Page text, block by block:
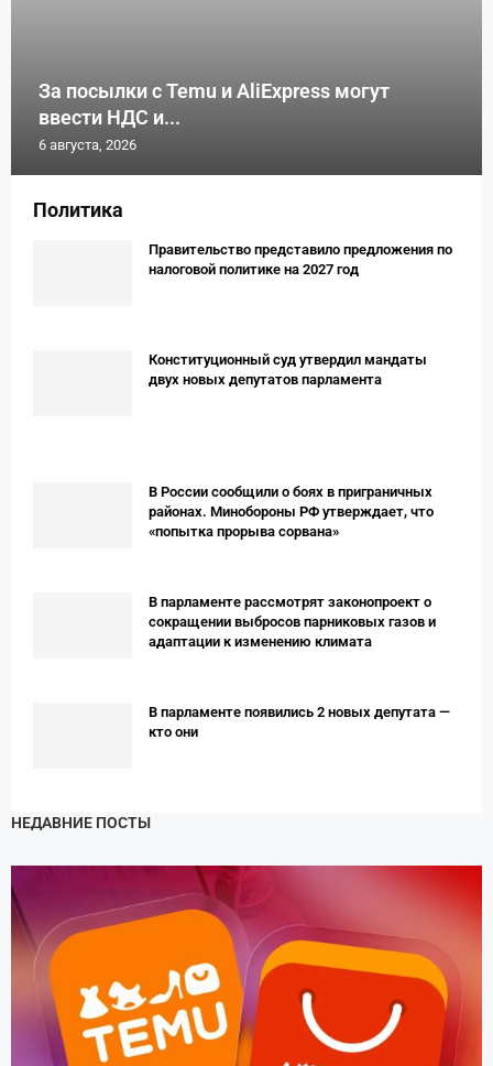
За посылки с Temu и AliExpress могут
ввести НДС и...
6 августа, 2026
Политика
Правительство представило предложения по
налоговой политике на 2027 год
Конституционный суд утвердил мандаты
двух новых депутатов парламента
В России сообщили о боях в приграничных
районах. Минобороны РФ утверждает, что
«попытка прорыва сорвана»
В парламенте рассмотрят законопроект о
сокращении выбросов парниковых газов и
адаптации к изменению климата
В парламенте появились 2 новых депутата —
кто они
НЕДАВНИЕ ПОСТЫ